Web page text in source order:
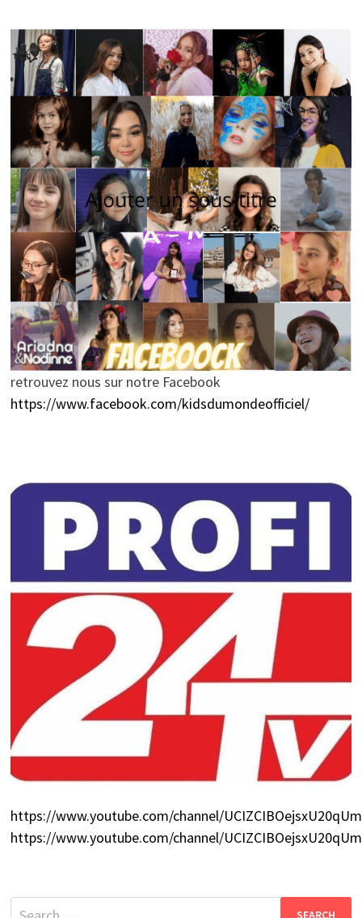
retrouvez nous sur notre Facebook
https://www.facebook.com/kidsdumondeofficiel/
https://www.youtube.com/channel/
https://www.youtube.com/channel/
Search